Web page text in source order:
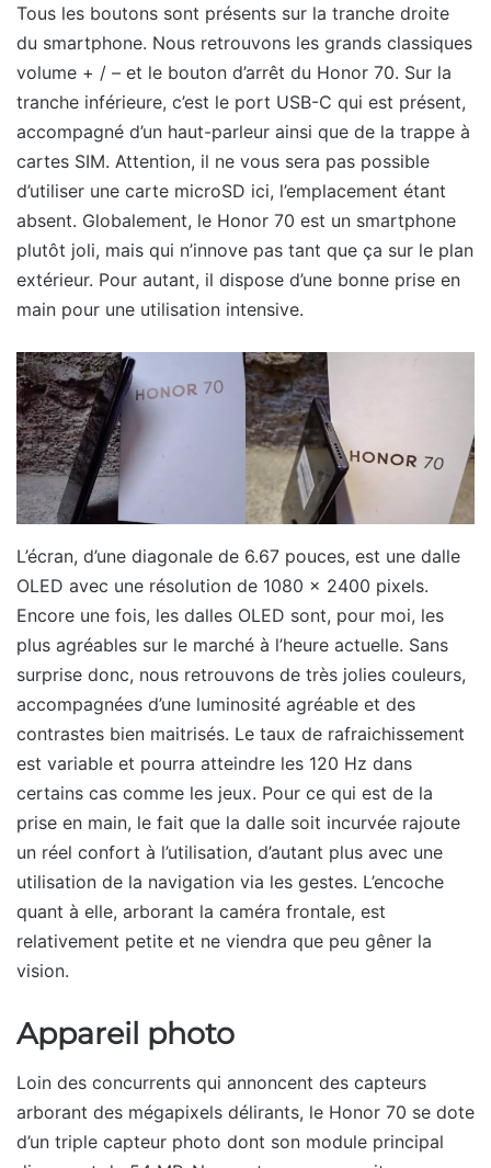
Tous les boutons sont présents sur la tranche droite
du smartphone. Nous retrouvons les grands classiques
volume + / – et le bouton d’arrêt du Honor 70. Sur la
tranche inférieure, c’est le port USB-C qui est présent,
accompagné d’un haut-parleur ainsi que de la trappe à
cartes SIM. Attention, il ne vous sera pas possible
d’utiliser une carte microSD ici, l’emplacement étant
absent. Globalement, le Honor 70 est un smartphone
plutôt joli, mais qui n’innove pas tant que ça sur le plan
extérieur. Pour autant, il dispose d’une bonne prise en
main pour une utilisation intensive.
L’écran, d’une diagonale de 6.67 pouces, est une dalle
OLED avec une résolution de 1080 x 2400 pixels.
Encore une fois, les dalles OLED sont, pour moi, les
plus agréables sur le marché à l’heure actuelle. Sans
surprise donc, nous retrouvons de très jolies couleurs,
accompagnées d’une luminosité agréable et des
contrastes bien maitrisés. Le taux de rafraichissement
est variable et pourra atteindre les 120 Hz dans
certains cas comme les jeux. Pour ce qui est de la
prise en main, le fait que la dalle soit incurvée rajoute
un réel confort à l’utilisation, d’autant plus avec une
utilisation de la navigation via les gestes. L’encoche
quant à elle, arborant la caméra frontale, est
relativement petite et ne viendra que peu gêner la
vision.
Appareil photo
Loin des concurrents qui annoncent des capteurs
arborant des mégapixels délirants, le Honor 70 se dote
d’un triple capteur photo dont son module principal